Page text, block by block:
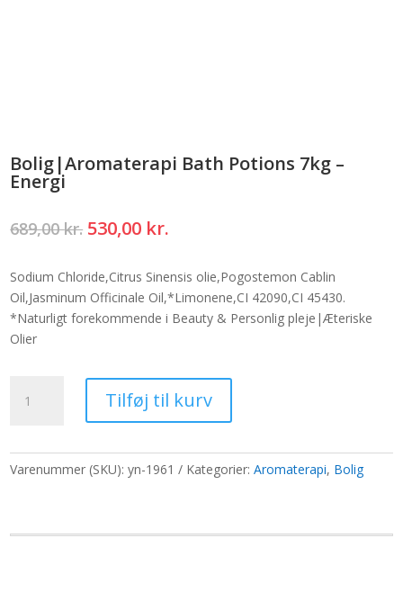
Bolig|Aromaterapi Bath Potions 7kg –
Energi
689,00kr. Den
pris
var:
689,00 kr..
530,00 kr.
pris
er:
530,00 kr..
Sodium Chloride,Citrus Sinensis olie,Pogostemon Cablin
Oil,Jasminum Officinale Oil,*Limonene,CI 42090,CI 45430.
*Naturligt forekommende i Beauty & Personlig pleje|Æteriske
Olier
Bolig|Aromaterapi
Bath
-
Tilføj til kurv
Varenummer (SKU):yn-1961 Kategorier:Aromaterapi, Bolig